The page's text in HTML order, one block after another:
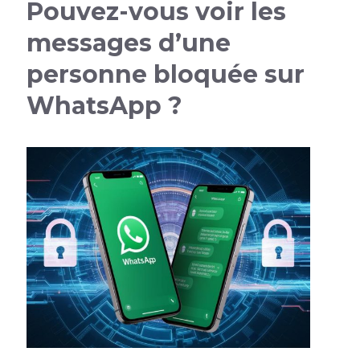
Pouvez-vous voir les
messages d’une
personne bloquée sur
WhatsApp ?